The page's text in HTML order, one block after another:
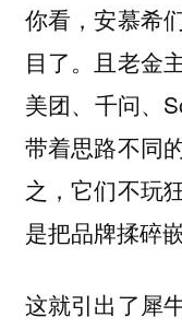
你看，安慕希
目了。且老金
美团、千问、
带着思路不同
之，它们不玩
是把品牌揉碎
这就引出了犀